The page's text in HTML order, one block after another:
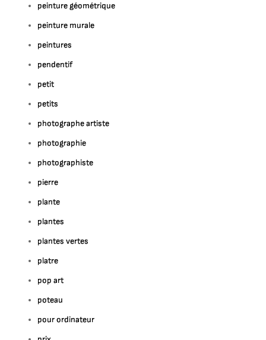
peinture géométrique
peinture murale
peintures
pendentif
petit
petits
photographe artiste
photographie
photographiste
pierre
plante
plantes
plantes vertes
platre
pop art
poteau
pour ordinateur